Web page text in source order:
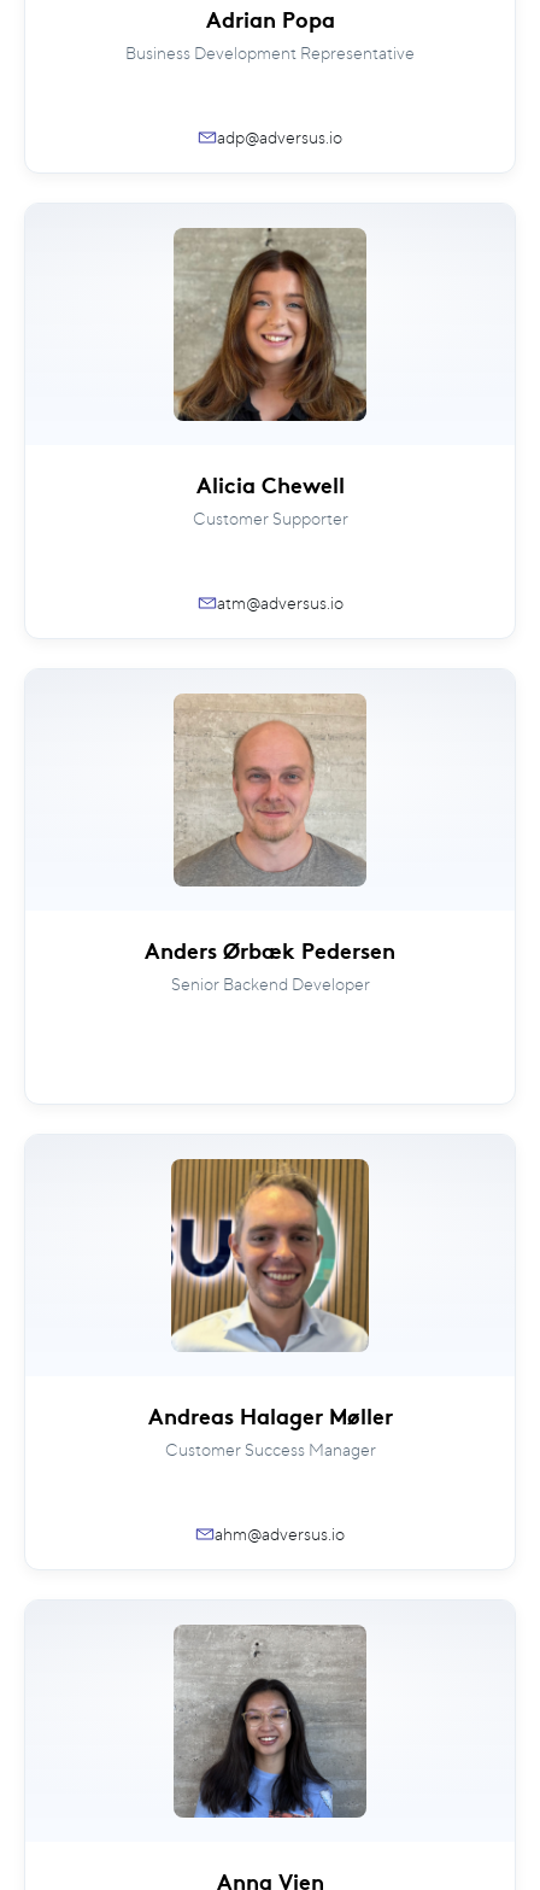
Adrian Popa
Business Development Representative
adp@adversus.io
Alicia Chewell
Customer Supporter
atm@adversus.io
Anders Ørbæk Pedersen
Senior Backend Developer
Andreas Halager Møller
Customer Success Manager
ahm@adversus.io
Anna Vien